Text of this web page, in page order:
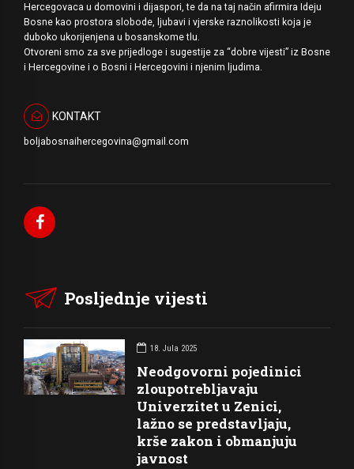
Hercegovaca u domovini i dijaspori, te da na taj način afirmira Ideju
Bosne kao prostora slobode, ljubavi i vjerske raznolikosti koja je
duboko ukorijenjena u bosanskome tlu.
Otvoreni smo za sve prijedloge i sugestije za “dobre vijesti” iz Bosne
i Hercegovine i o Bosni i Hercegovini i njenim ljudima.
KONTAKT
boljabosnaihercegovina@gmail.com
Posljednje vijesti
18. Jula 2025
Neodgovorni pojedinici
zloupotrebljavaju
Univerzitet u Zenici,
lažno se predstavljaju,
krše zakon i obmanjuju
javnost